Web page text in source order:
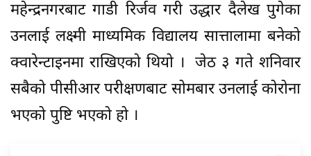
महेन्द्रनगरबाट गाडी रिर्जव गरी उद्धार दैलेख पुगेका
उनलाई लक्ष्मी माध्यमिक विद्यालय सात्तालामा बनेको
क्वारेन्टाइनमा राखिएको थियो । जेठ ३ गते शनिवार
सबैको पीसीआर परीक्षणबाट सोमबार उनलाई कोरोना
भएको पुष्टि भएको हो ।